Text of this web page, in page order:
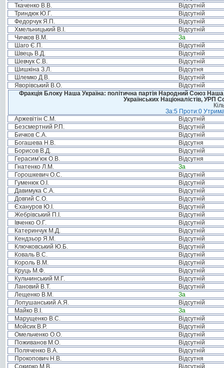
Ткаченко В.В.
Відсутній
Триндюк Ю.Г.
Відсутній
Федорчук Я.П.
Відсутній
Хмельницький В.І.
Відсутній
Чичков В.М.
За
Шаго Є.П.
Відсутній
Швець В.Д.
Відсутній
Шевчук С.В.
Відсутній
Шишкіна З.Л.
Відсутня
Шлемко Д.В.
Відсутній
Яворівський В.О.
Відсутній
Фракція Блоку Наша Україна: політична партія Народний Союз Наша
Українських Націоналістів, УРП
За:5 Проти:0
Аржевітін С.М.
Відсутній
Безсмертний Р.П.
Відсутній
Бичков С.А.
Відсутній
Богашева Н.В.
Відсутня
Борисов В.Д.
Відсутній
Герасим’юк О.В.
Відсутня
Гнатенко Л.М.
За
Горошкевич О.С.
Відсутній
Гуменюк О.І.
Відсутній
Давимука С.А.
Відсутній
Довгий С.О.
Відсутній
Єхануров Ю.І.
Відсутній
Жебрівський П.І.
Відсутній
Івченко О.Г.
Відсутній
Катеринчук М.Д.
Відсутній
Кендзьор Я.М.
Відсутній
Ключковський Ю.Б.
Відсутній
Коваль В.С.
Відсутній
Король В.М.
Відсутній
Круць М.Ф.
Відсутній
Кульчинський М.Г.
Відсутній
Лановий В.Т.
Відсутній
Лещенко В.М.
За
Лопушанський А.Я.
Відсутній
Майко В.І.
За
Марущенко В.С.
Відсутній
Мойсик В.Р.
Відсутній
Омельченко О.О.
Відсутній
Поживанов М.О.
Відсутній
Поляченко В.А.
Відсутній
Прокопович Н.В.
Відсутня
Сокирко М.В.
Відсутній